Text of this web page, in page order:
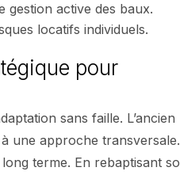
gestion active des baux.
locatifs individuels.
pour
sans faille. L’ancien
une approche
terme. En rebaptisant